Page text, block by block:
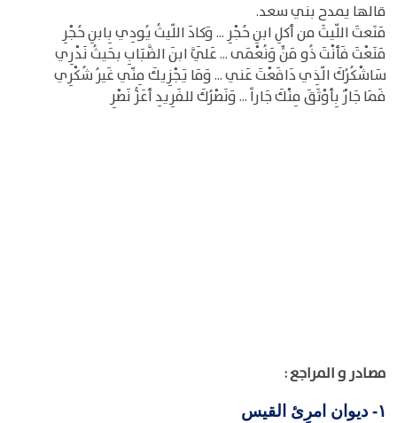
قالها يمدح بني سعد.
مَنَعتَ اللّيثَ من أكلِ ابنِ حُجْرِ ... وَكادَ اللّيثُ يُودِي بِابنِ حُجْرِ
مَنَعْتَ فَأنْتَ ذُو مَنٍّ وَنُعْمَى ... عَلَيَّ ابنَ الضَّبَابِ بحَيثُ نَدْرِي
سَاشْكُرُكَ الّذِي دَافَعْتَ عَني ... وَمَا يَجْزِيكَ مِنّي غَيرُ شُكْرِي
فَمَا جَارٌ بِأوْثَقَ مِنْكَ جَاراً ... وَنَصْرُكَ للفَرِيدِ أعَزُّ نَصْرِ
مصادر و المراجع :
١-
ديوان امرِئ القيس